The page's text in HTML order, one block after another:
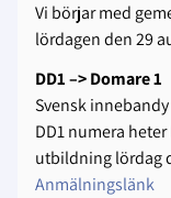
Vi börjar med
lördagen den 29
DD1 –> Domare 1
Svensk
DD1 numera
utbildning lördag
Anmälningslänk